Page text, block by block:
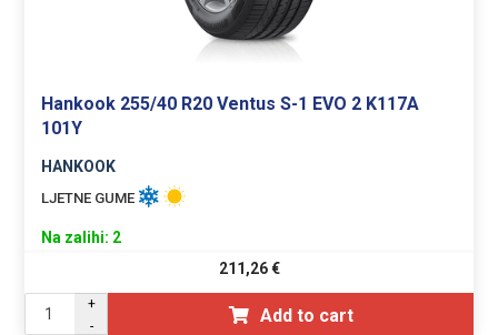
Hankook 255/40 R20 Ventus S-1 EVO 2 K117A
101Y
HANKOOK
LJETNE GUME
Na zalihi: 2
211,26€
+
-
Add to cart